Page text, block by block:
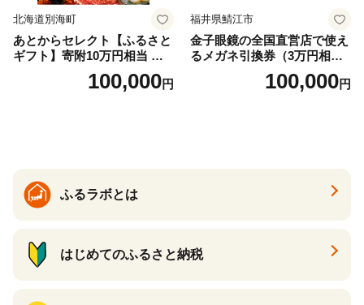
北海道別海町
あとからセレクト【ふるさと
ギフト】寄附10万円相当 あ
とから選べる！ ギフト いく
ら ほたて 海鮮 牛肉 別海町
ギフト ふるさと納税 ）
100,000円
福井県鯖江市
金子眼鏡の全国直営店で使え
るメガネ引換券（3万円相
100,000円
ふるラボとは
はじめてのふるさと納税